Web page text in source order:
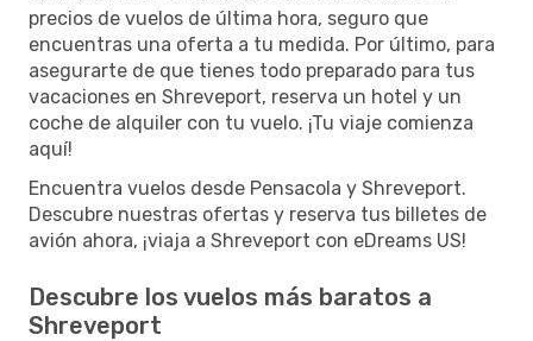
precios de vuelos de última hora, seguro que
encuentras una oferta a tu medida. Por último, para
asegurarte de que tienes todo preparado para tus
vacaciones en Shreveport, reserva un hotel y un
coche de alquiler con tu vuelo. ¡Tu viaje comienza
aquí!
Encuentra vuelos desde Pensacola y Shreveport.
Descubre nuestras ofertas y reserva tus billetes de
avión ahora, ¡viaja a Shreveport con eDreams US!
Descubre los vuelos más baratos a
Shreveport